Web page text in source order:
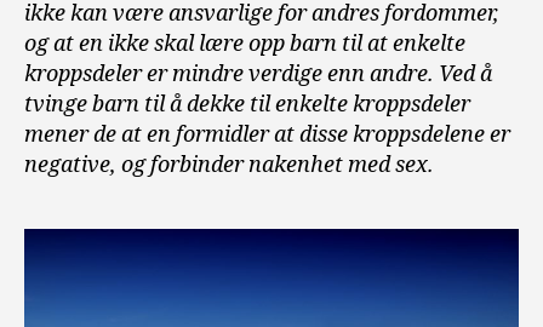
ikke kan være ansvarlige for andres fordommer,
og at en ikke skal lære opp barn til at enkelte
kroppsdeler er mindre verdige enn andre. Ved å
tvinge barn til å dekke til enkelte kroppsdeler
mener de at en formidler at disse kroppsdelene er
negative, og forbinder nakenhet med sex.